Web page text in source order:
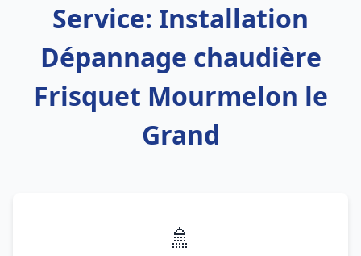
Service: Installation
Dépannage chaudière
Frisquet Mourmelon le
Grand
🚿